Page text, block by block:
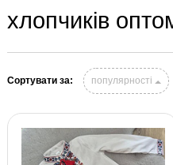
хлопчиків
Сортувати за: популярності